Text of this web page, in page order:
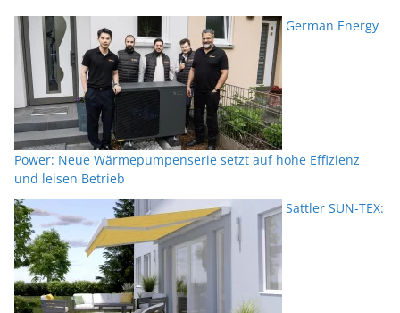
German Energy
Power: Neue Wärmepumpenserie setzt auf hohe Effizienz
und leisen Betrieb
Sattler SUN-TEX: